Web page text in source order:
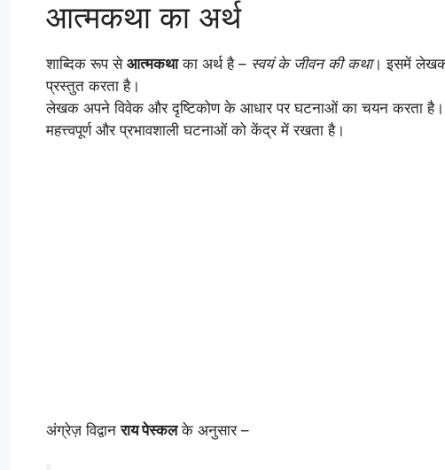
आत्मकथा का अर्थ
शाब्दिक रूप से आत्मकथाका अर्थ है – स्वयं के जीवन की कथा। इसमें लेखक
प्रस्तुत करता है।
लेखक अपने विवेक और दृष्टिकोण के आधार पर घटनाओं का चयन करता है।
महत्त्वपूर्ण और प्रभावशाली घटनाओं को केंद्र में रखता है।
अंग्रेज़ विद्वानराय पेस्कलके अनुसार –